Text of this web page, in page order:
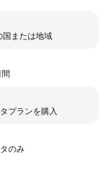
国または地域
プランを購入
のみ